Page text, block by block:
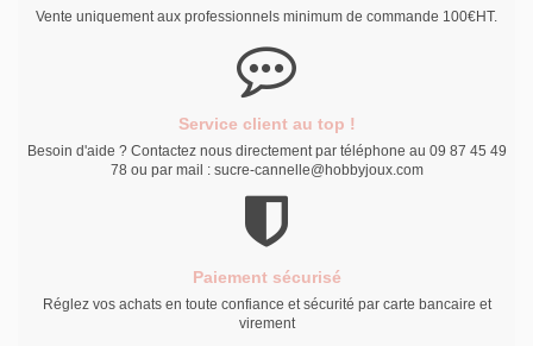
Vente uniquement aux professionnels minimum de commande 100€HT.
Service client au top !
Besoin d'aide ? Contactez nous directement par téléphone au 09 87 45 49
78 ou par mail : sucre-cannelle@hobbyjoux.com
Paiement sécurisé
Réglez vos achats en toute confiance et sécurité par carte bancaire et
virement